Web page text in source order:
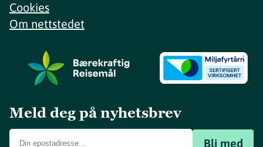
Cookies
Om nettstedet
Meld deg på nyhetsbrev
Bli med